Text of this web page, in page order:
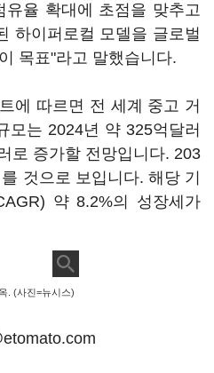
율 확대에 초점을 맞추고
하이퍼로컬 모델을 글로벌
목표"라고 말했습니다.
에 따르면 전 세계 중고 거
모는 2024년 약 325억달러
로 증가할 전망입니다. 203
것으로 보입니다. 해당 기
약 8.2%의 성장세가
. (사진=뉴시스)